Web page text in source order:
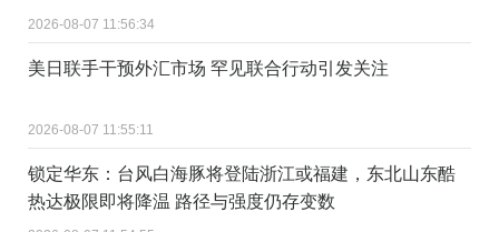
2026-08-07 11:56:34
美日联手干预外汇市场 罕见联合行动引发关注
2026-08-07 11:55:11
锁定华东：台风白海豚将登陆浙江或福建，东北山东酷
热达极限即将降温 路径与强度仍存变数